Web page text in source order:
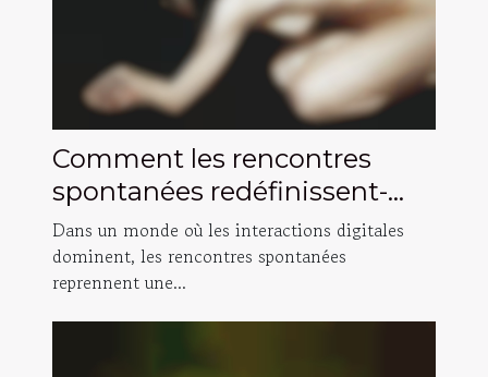
Comment les rencontres
spontanées redéfinissent-
elles la connexion humaine ?
Dans un monde où les interactions digitales
dominent, les rencontres spontanées
reprennent une...